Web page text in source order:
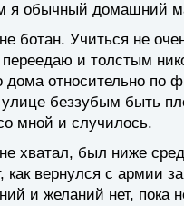
я обычный домашний
ботан. Учиться не
и толстым
относительно по
беззубым быть
мной и случилось.
хватал, был ниже
как вернулся с армии
и желаний нет, пока